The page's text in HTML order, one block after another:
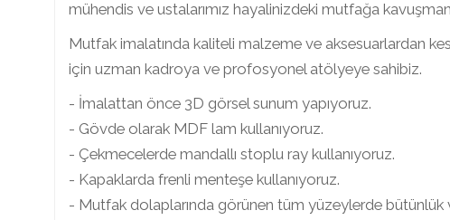
mühendis ve ustalarımız hayalinizdeki mutfağa
Mutfak imalatında kaliteli malzeme ve aksesuarlardan
için uzman kadroya ve profosyonel atölyeye sahibiz.
- İmalattan önce 3D görsel sunum yapıyoruz.
- Gövde olarak MDF lam kullanıyoruz.
- Çekmecelerde mandallı stoplu ray kullanıyoruz.
- Kapaklarda frenli menteşe kullanıyoruz.
- Mutfak dolaplarında görünen tüm yüzeylerde bütünlük